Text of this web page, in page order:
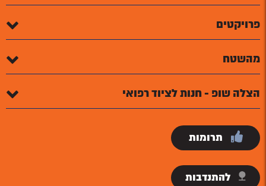
פרויקטים
מהשטח
הצלה שופ - חנות לציוד רפואי
תרומות
להתנדבות